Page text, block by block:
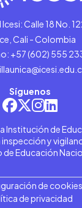
Calle 18 No.
Cali - Colombia
+57 (602) 555
Síguenos
Institución de
y
de Educación
de cookies
de privacidad